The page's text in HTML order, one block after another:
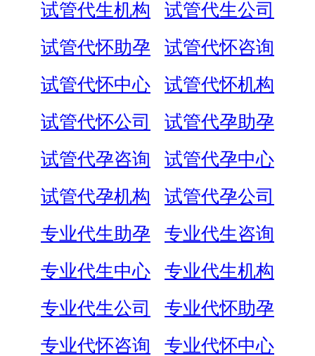
试管代生机构
试管代生公司
试管代怀助孕
试管代怀咨询
试管代怀中心
试管代怀机构
试管代怀公司
试管代孕助孕
试管代孕咨询
试管代孕中心
试管代孕机构
试管代孕公司
专业代生助孕
专业代生咨询
专业代生中心
专业代生机构
专业代生公司
专业代怀助孕
专业代怀咨询
专业代怀中心